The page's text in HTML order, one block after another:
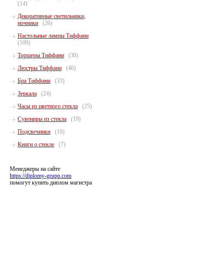
(14)
Декоративные светильники,
ночники
(26)
Настольные лампы Тиффани
(109)
Торшеры Тиффани
(30)
Люстры Тиффани
(46)
Бра Тиффани
(33)
Зеркала
(24)
Часы из цветного стекла
(25)
Сувениры из стекла
(19)
Подсвечники
(10)
Книги о стекле
(7)
Менеджеры на сайте
https://diplomy-grupp.com
помогут купить диплом магистра